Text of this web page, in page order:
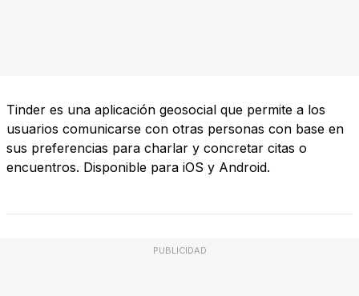
Tinder es una aplicación geosocial que permite a los
usuarios comunicarse con otras personas con base en
sus preferencias para charlar y concretar citas o
encuentros. Disponible para iOS y Android.
PUBLICIDAD